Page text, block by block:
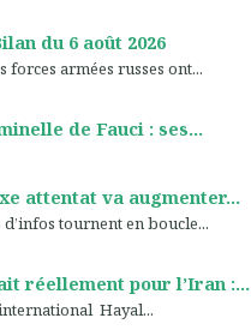
du 6 août 2026
forces armées russes ont...
de Fauci : ses...
attentat va augmenter...
tournent en boucle...
réellement pour l’Iran :...
Hayal...